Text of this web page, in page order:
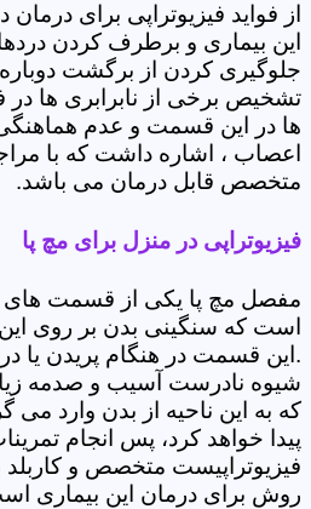
از فواید فیزیوتراپی برای
این بیماری و برطرف کردن
جلوگیری کردن از برگشت
تشخیص برخی از نابرابری ها
ها در این قسمت و عدم
اعصاب ، اشاره داشت که با
متخصص قابل درمان می باشد.
فیزیوتراپی در منزل برای مچ پا
مفصل مچ پا یکی از قسمت های
است که سنگینی بدن بر روی
.این قسمت در هنگام پریدن یا
شیوه نادرست آسیب و صدمه
که به این ناحیه از بدن وارد می
پیدا خواهد کرد، پس انجام
فیزیوتراپیست متخصص و
روش برای درمان این بیماری